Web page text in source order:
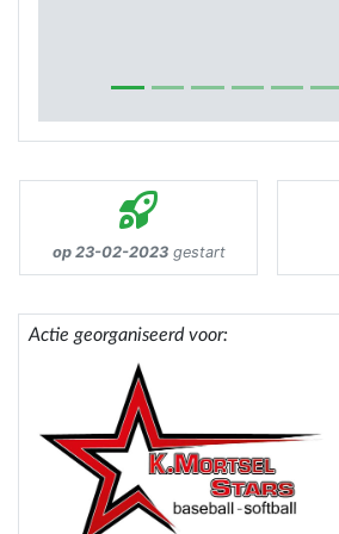
op 23-02-2023gestart
Actie georganiseerd voor: